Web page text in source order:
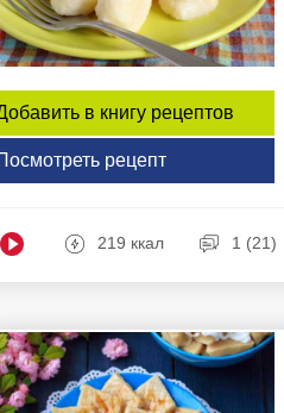
в книгу рецептов
рецепт
219 ккал 1 (21)